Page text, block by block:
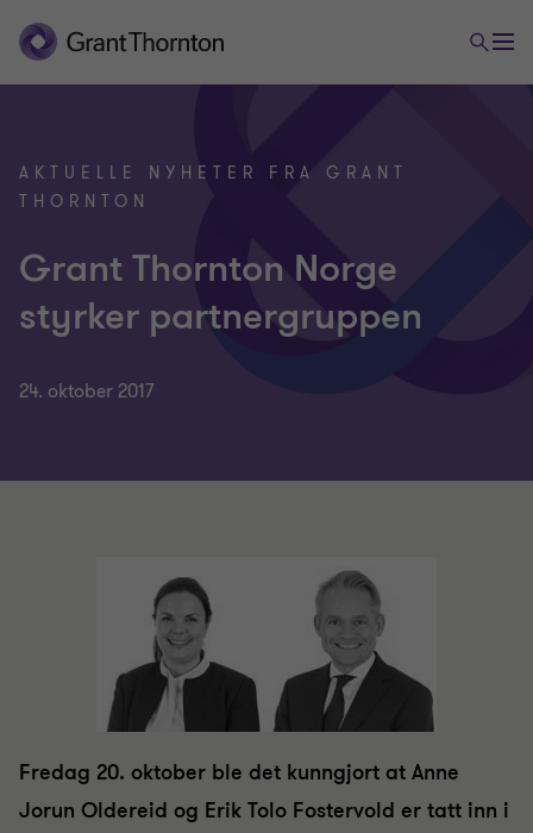
AKTUELLE NYHETER FRA GRANT
THORNTON
Grant Thornton Norge
styrker partnergruppen
24. oktober 2017
Fredag 20. oktober ble det kunngjort at Anne
Jorun Oldereid og Erik Tolo Fostervold er tatt inn i